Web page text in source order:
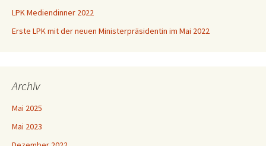
LPK Mediendinner 2022
Erste LPK mit der neuen Ministerpräsidentin im Mai 2022
Archiv
Mai 2025
Mai 2023